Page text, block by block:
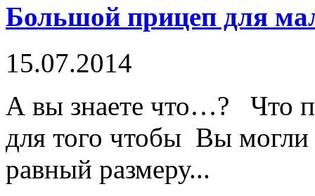
Большой прицеп для
15.07.2014
А вы знаете что…? Что
для того чтобы Вы могли
равный размеру...